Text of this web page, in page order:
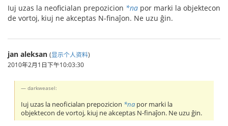
Iuj uzas la neoficialan prepozicion *na por marki la objektecon
de vortoj, kiuj ne akceptas N-finaĵon. Ne uzu ĝin.
jan aleksan (显示个人资料)
2010年2月1日下午10:03:30
darkweasel:
Iuj uzas la neoficialan prepozicion *na por marki la
objektecon de vortoj, kiuj ne akceptas N-finaĵon. Ne uzu ĝin.